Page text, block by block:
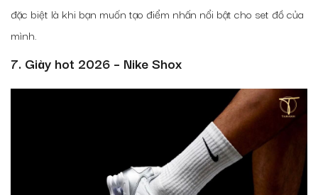
đặc biệt là khi bạn muốn tạo điểm nhấn nổi bật cho set đồ của
mình.
7. Giày hot 2026 – Nike Shox